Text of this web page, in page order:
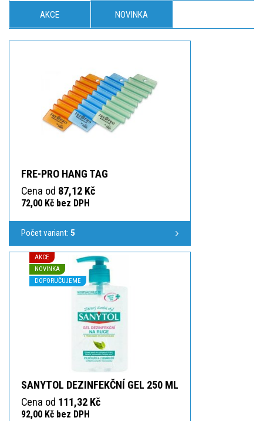
AKCE NOVINKA
FRE-PRO HANG TAG
Cena od 87,12 Kč
72,00 Kč bez DPH
Počet variant: 5
AKCE
NOVINKA
DOPORUČUJEME
SANYTOL DEZINFEKČNÍ GEL 250 ML
Cena od 111,32 Kč
92,00 Kč bez DPH